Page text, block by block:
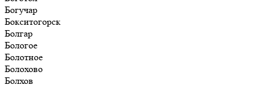
Богучар
Бокситогорск
Болгар
Бологое
Болотное
Болохово
Болхов